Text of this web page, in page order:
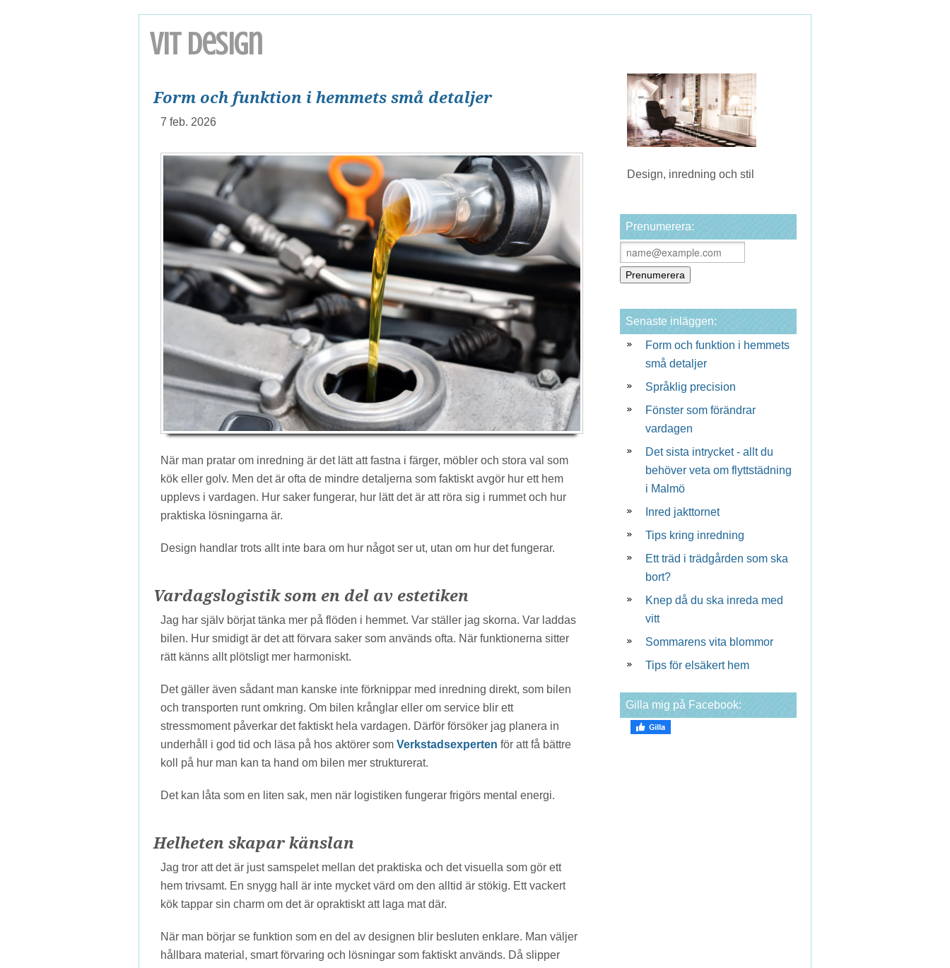
VIT design
Form och funktion i hemmets små detaljer
7 feb. 2026
När man pratar om inredning är det lätt att fastna i färger, möbler och stora val som
kök eller golv. Men det är ofta de mindre detaljerna som faktiskt avgör hur ett hem
upplevs i vardagen. Hur saker fungerar, hur lätt det är att röra sig i rummet och hur
praktiska lösningarna är.
Design handlar trots allt inte bara om hur något ser ut, utan om hur det fungerar.
Vardagslogistik som en del av estetiken
Jag har själv börjat tänka mer på flöden i hemmet. Var ställer jag skorna. Var laddas
bilen. Hur smidigt är det att förvara saker som används ofta. När funktionerna sitter
rätt känns allt plötsligt mer harmoniskt.
Det gäller även sådant man kanske inte förknippar med inredning direkt, som bilen
och transporten runt omkring. Om bilen krånglar eller om service blir ett
stressmoment påverkar det faktiskt hela vardagen. Därför försöker jag planera in
underhåll i god tid och läsa på hos aktörer som Verkstadsexperten för att få bättre
koll på hur man kan ta hand om bilen mer strukturerat.
Det kan låta som en liten sak, men när logistiken fungerar frigörs mental energi.
Helheten skapar känslan
Jag tror att det är just samspelet mellan det praktiska och det visuella som gör ett
hem trivsamt. En snygg hall är inte mycket värd om den alltid är stökig. Ett vackert
kök tappar sin charm om det är opraktiskt att laga mat där.
När man börjar se funktion som en del av designen blir besluten enklare. Man väljer
hållbara material, smart förvaring och lösningar som faktiskt används. Då slipper
Design, inredning och stil
Prenumerera:
Senaste inläggen:
Form och funktion i hemmets
små detaljer
Språklig precision
Fönster som förändrar
vardagen
Det sista intrycket - allt du
behöver veta om flyttstädning
i Malmö
Inred jakttornet
Tips kring inredning
Ett träd i trädgården som ska
bort?
Knep då du ska inreda med
vitt
Sommarens vita blommor
Tips för elsäkert hem
Gilla mig på Facebook: